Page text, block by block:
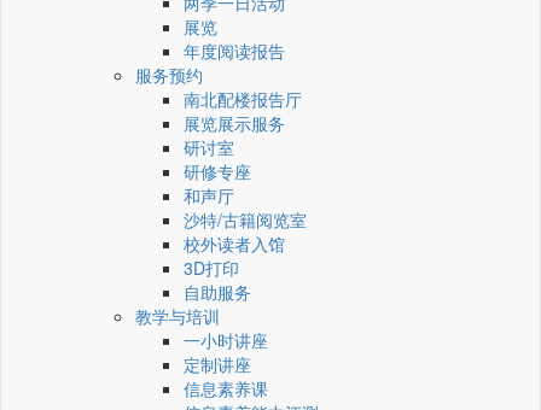
展览
年度阅读报告
服务预约
南北配楼报告厅
展览展示服务
研讨室
研修专座
和声厅
沙特/古籍阅览室
校外读者入馆
3D打印
自助服务
教学与培训
一小时讲座
定制讲座
信息素养课